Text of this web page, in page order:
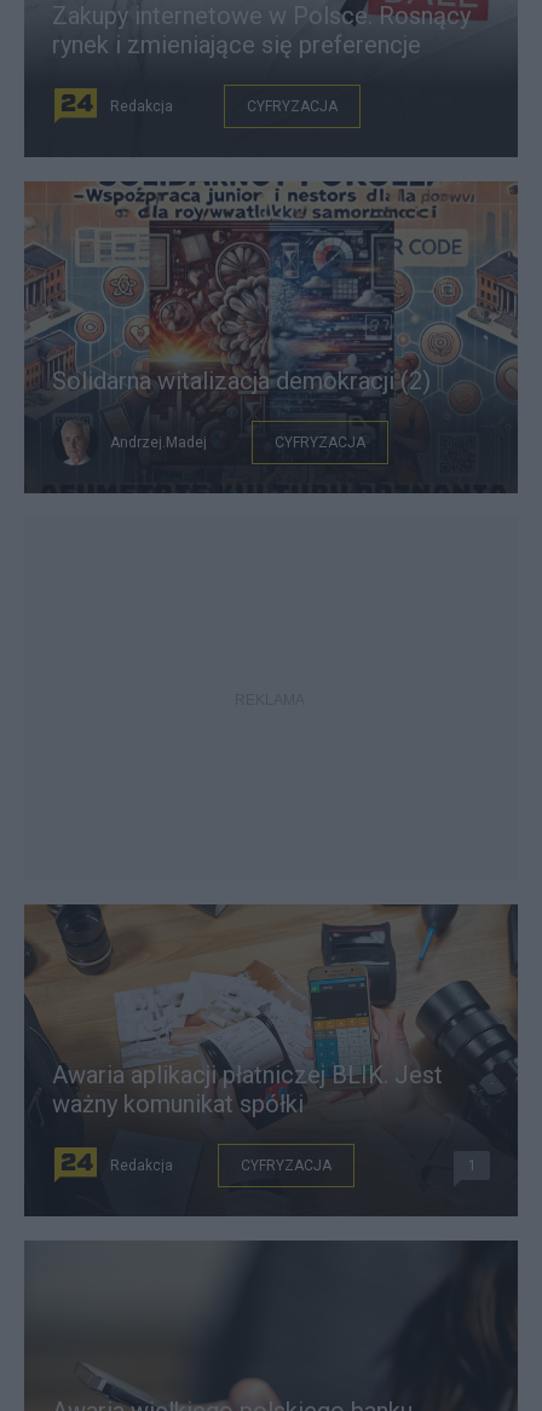
Zakupy internetowe w Polsce. Rosnący
rynek i zmieniające się preferencje
Redakcja CYFRYZACJA
Solidarna witalizacja demokracji (2)
Andrzej.Madej CYFRYZACJA
Awaria aplikacji płatniczej BLIK. Jest
ważny komunikat spółki
Redakcja CYFRYZACJA 1